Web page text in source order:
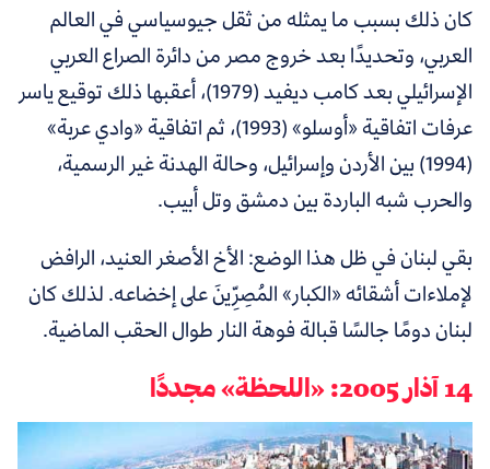
كان ذلك بسبب ما يمثله من ثقل جيوسياسي في العالم
العربي، وتحديدًا بعد خروج مصر من دائرة الصراع العربي
الإسرائيلي بعد كامب ديفيد (1979)، أعقبها ذلك توقيع ياسر
عرفات اتفاقية «أوسلو» (1993)، ثم اتفاقية «وادي عربة»
(1994) بين الأردن وإسرائيل، وحالة الهدنة غير الرسمية،
والحرب شبه الباردة بين دمشق وتل أبيب.
بقي لبنان في ظل هذا الوضع: الأخ الأصغر العنيد، الرافض
لإملاءات أشقائه «الكبار» المُصِرِّينَ على إخضاعه. لذلك كان
لبنان دومًا جالسًا قبالة فوهة النار طوال الحقب الماضية.
14 آذار 2005: «اللحظة» مجددًا